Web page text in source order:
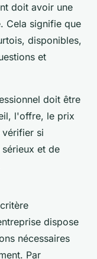
doit avoir une
Cela signifie que
disponibles,
et
doit être
l'offre, le prix
si
et de
dispose
nécessaires
Par